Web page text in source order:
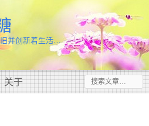
并创新着生活…
关于